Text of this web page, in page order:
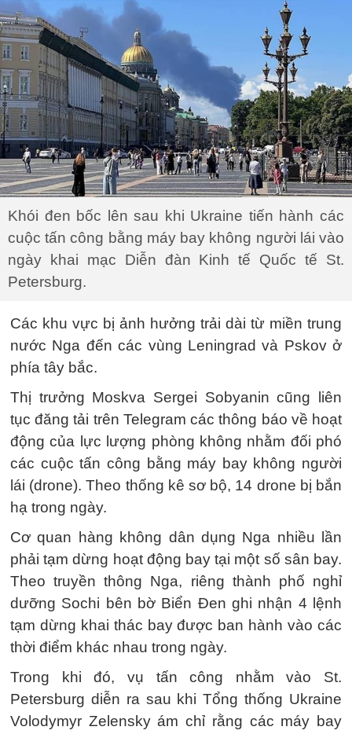
Khói đen bốc lên sau khi Ukraine tiến hành các
cuộc tấn công bằng máy bay không người lái vào
ngày khai mạc Diễn đàn Kinh tế Quốc tế St.
Petersburg.
Các khu vực bị ảnh hưởng trải dài từ miền trung
nước Nga đến các vùng Leningrad và Pskov ở
phía tây bắc.
Thị trưởng Moskva Sergei Sobyanin cũng liên
tục đăng tải trên Telegram các thông báo về hoạt
động của lực lượng phòng không nhằm đối phó
các cuộc tấn công bằng máy bay không người
lái (drone). Theo thống kê sơ bộ, 14 drone bị bắn
hạ trong ngày.
Cơ quan hàng không dân dụng Nga nhiều lần
phải tạm dừng hoạt động bay tại một số sân bay.
Theo truyền thông Nga, riêng thành phố nghỉ
dưỡng Sochi bên bờ Biển Đen ghi nhận 4 lệnh
tạm dừng khai thác bay được ban hành vào các
thời điểm khác nhau trong ngày.
Trong khi đó, vụ tấn công nhằm vào St.
Petersburg diễn ra sau khi Tổng thống Ukraine
Volodymyr Zelensky ám chỉ rằng các máy bay